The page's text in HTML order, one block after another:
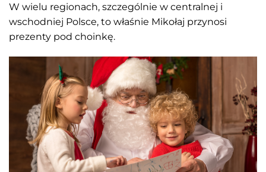
W wielu regionach, szczególnie w centralnej i
wschodniej Polsce, to właśnie Mikołaj przynosi
prezenty pod choinkę.